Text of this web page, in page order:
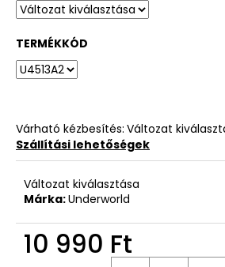
TERMÉKKÓD
Várható kézbesítés: Változat
Szállítási lehetőségek
Változat kiválasztása
Márka:Underworld
10 990 Ft